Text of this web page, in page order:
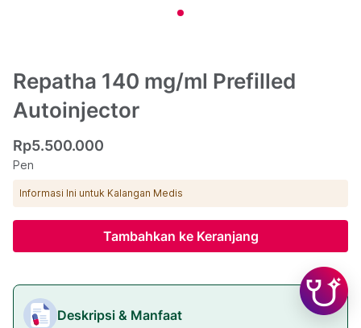
Repatha 140 mg/ml Prefilled
Autoinjector
Rp5.500.000
Pen
Informasi Ini untuk Kalangan Medis
Tambahkan ke Keranjang
Deskripsi & Manfaat